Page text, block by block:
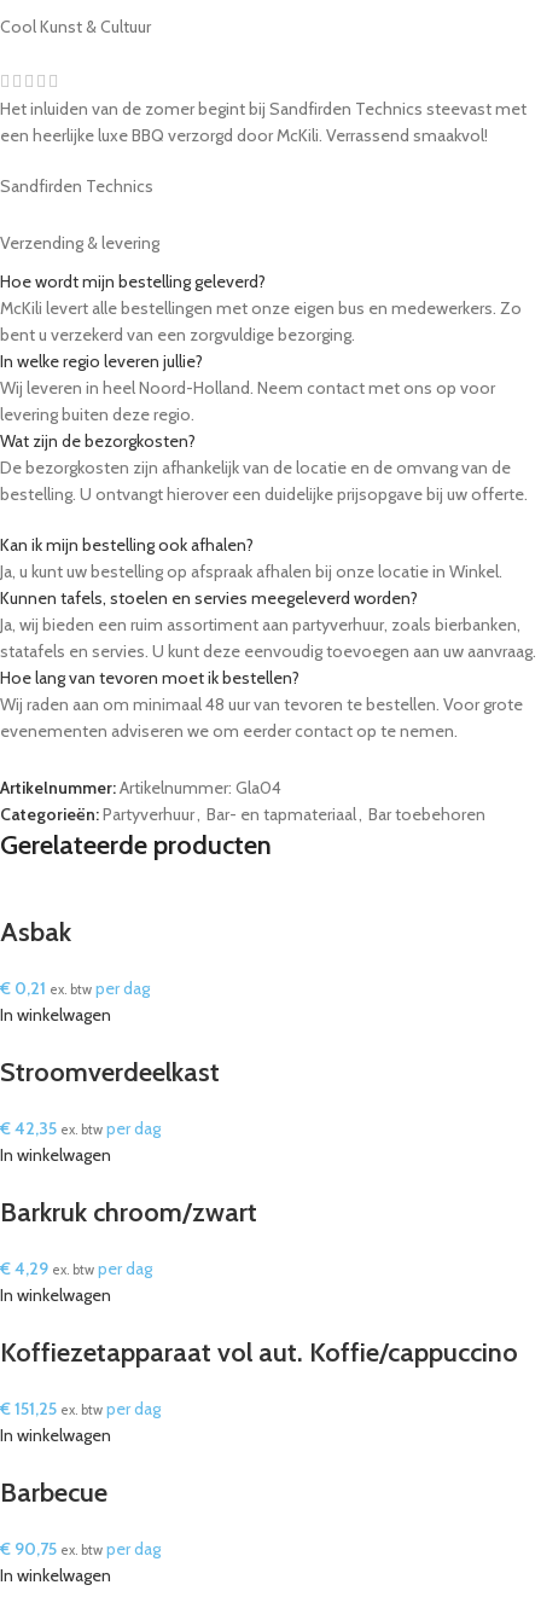
Cool Kunst & Cultuur
Het inluiden van de zomer begint bij Sandfirden Technics steevast met
een heerlijke luxe BBQ verzorgd door McKili. Verrassend smaakvol!
Sandfirden Technics
Verzending & levering
Hoe wordt mijn bestelling geleverd?
McKili levert alle bestellingen met onze eigen bus en medewerkers. Zo
bent u verzekerd van een zorgvuldige bezorging.
In welke regio leveren jullie?
Wij leveren in heel Noord-Holland. Neem contact met ons op voor
levering buiten deze regio.
Wat zijn de bezorgkosten?
De bezorgkosten zijn afhankelijk van de locatie en de omvang van de
bestelling. U ontvangt hierover een duidelijke prijsopgave bij uw offerte.
Kan ik mijn bestelling ook afhalen?
Ja, u kunt uw bestelling op afspraak afhalen bij onze locatie in Winkel.
Kunnen tafels, stoelen en servies meegeleverd worden?
Ja, wij bieden een ruim assortiment aan partyverhuur, zoals bierbanken,
statafels en servies. U kunt deze eenvoudig toevoegen aan uw aanvraag.
Hoe lang van tevoren moet ik bestellen?
Wij raden aan om minimaal 48 uur van tevoren te bestellen. Voor grote
evenementen adviseren we om eerder contact op te nemen.
Artikelnummer:Artikelnummer: Gla04
Categorieën:Partyverhuur, Bar- en tapmateriaal, Bar toebehoren
Gerelateerde producten
Asbak
€ 0,21 ex. btw per dag
In winkelwagen
Stroomverdeelkast
€42,35 ex. btw per dag
In winkelwagen
Barkruk chroom/zwart
€4,29 ex. btw per dag
In winkelwagen
Koffiezetapparaat vol aut. Koffie/cappuccino
€151,25 ex. btw per dag
In winkelwagen
Barbecue
€ 90,75 ex. btw per dag
In winkelwagen